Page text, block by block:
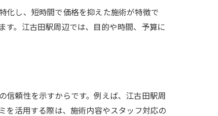
化し、短時間で価格を抑えた施術が特徴で
す。江古田駅周辺では、目的や時間、予算に
信頼性を示すからです。例えば、江古田駅周
を活用する際は、施術内容やスタッフ対応の